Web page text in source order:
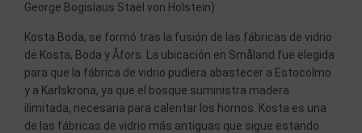
George Bogislaus Stael von Holstein).
Kosta Boda, se formó tras la fusión de las fábricas de vidrio
de Kosta, Boda y Åfors. La ubicación en Småland fue elegida
para que la fábrica de vidrio pudiera abastecer a Estocolmo
y a Karlskrona, ya que el bosque suministra madera
ilimitada, necesaria para calentar los hornos. Kosta es una
de las fábricas de vidrio más antiguas que sigue estando